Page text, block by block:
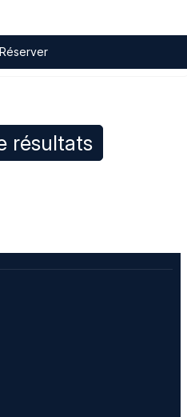
Réserver
résultats